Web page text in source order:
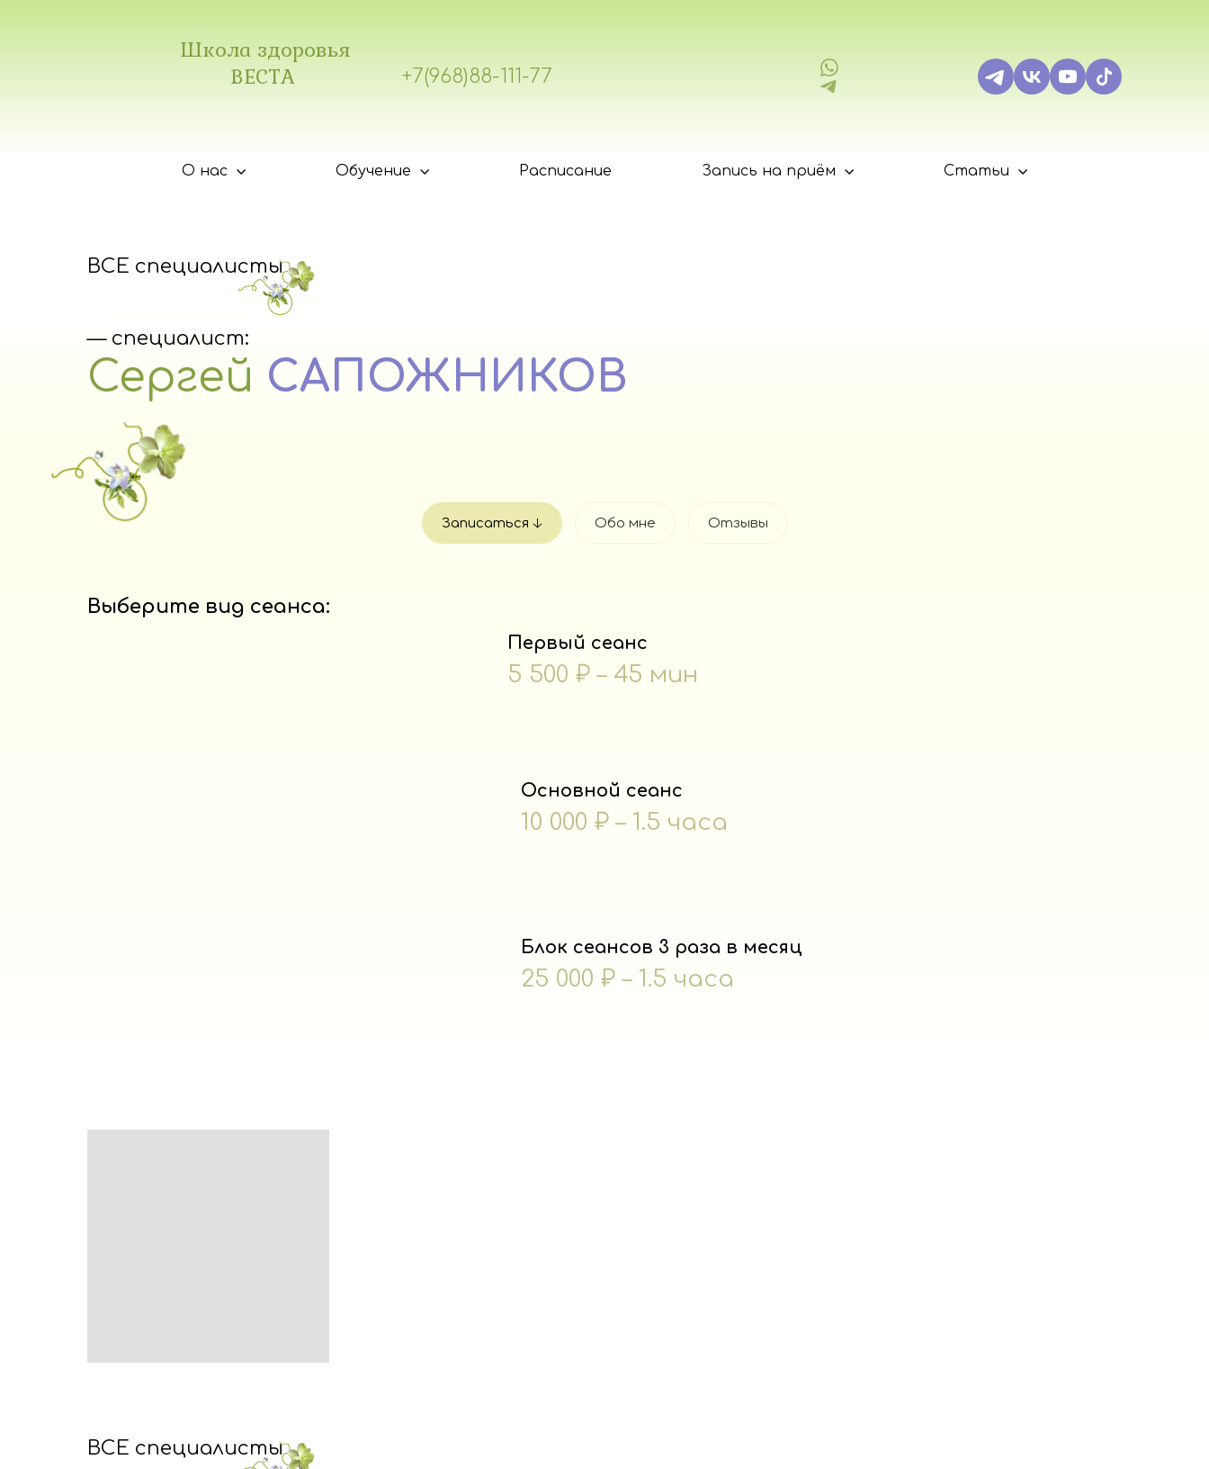
Школа здоровья
ВЕСТА
+7(968)88-111-77
О нас Обучение Расписание Запись на приём Статьи
ВСЕ специалисты
— специалист:
Сергей САПОЖНИКОВ
Записаться 🡣 Обо мне Отзывы
Выберите вид сеанса:
Первый сеанс
5 500 ₽ – 45 мин
Основной сеанс
10 000 ₽ – 1.5 часа
Блок сеансов 3 раза в месяц
25 000 ₽ – 1.5 часа
ВСЕ специалисты